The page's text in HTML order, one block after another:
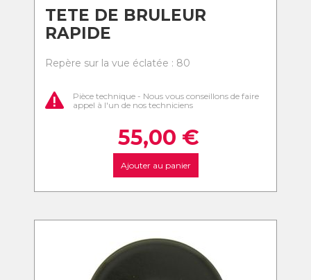
TETE DE BRULEUR
RAPIDE
Repère sur la vue éclatée : 80
Pièce technique - Nous vous conseillons de faire
appel à l'un de nos techniciens
55,00 €
Ajouter au panier